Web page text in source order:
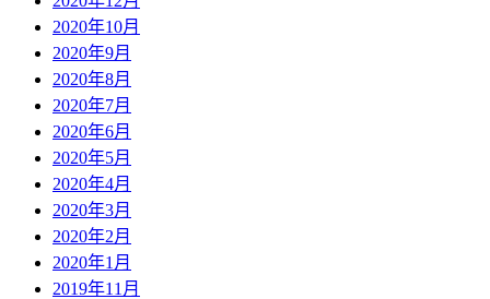
2020年10月
2020年9月
2020年8月
2020年7月
2020年6月
2020年5月
2020年4月
2020年3月
2020年2月
2020年1月
2019年11月